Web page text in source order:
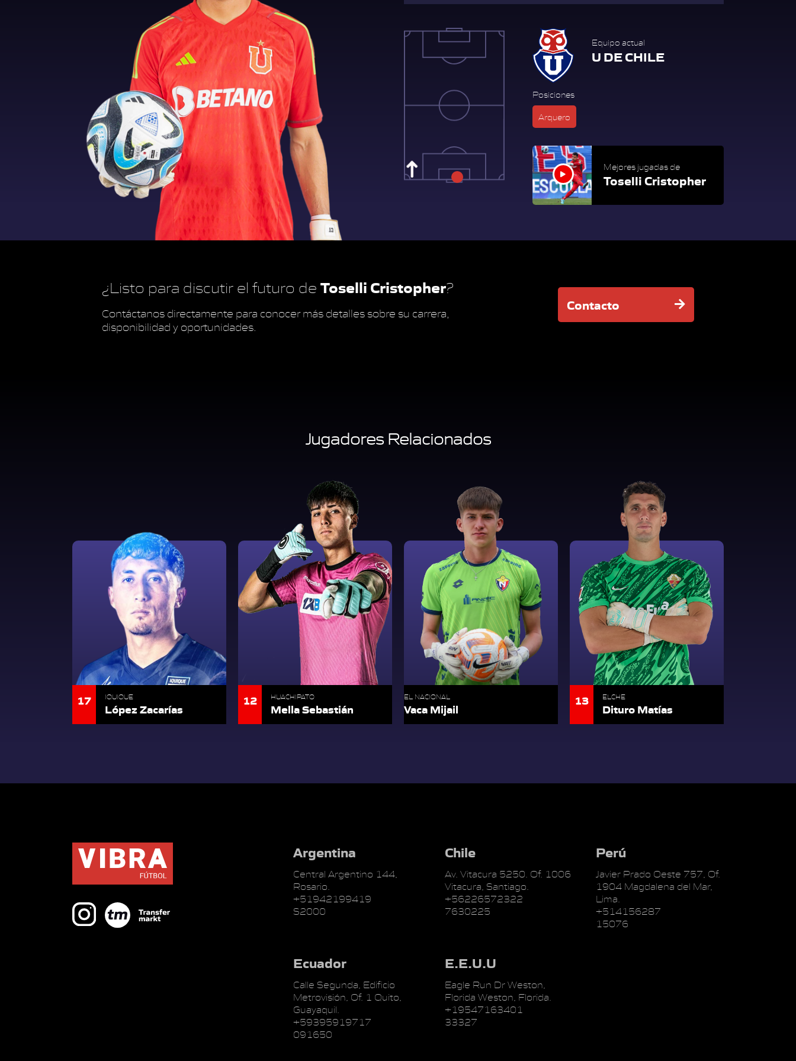
Equipo actual
U DE CHILE
Posiciones
Arquero
Mejores jugadas de
Toselli Cristopher
¿Listo para discutir el futuro de Toselli Cristopher?
Contáctanos directamente para conocer más detalles sobre su carrera,
disponibilidad y oportunidades.
Contacto
Jugadores Relacionados
17 IQUIQUE
López Zacarías
12 HUACHIPATO
Mella Sebastián
EL NACIONAL
Vaca Mijail
13 ELCHE
Dituro Matías
Argentina
Central Argentino 144,
Rosario.
+51942199419
S2000
Chile
Av. Vitacura 5250. Of. 1006
Vitacura, Santiago.
+56226572322
7630225
Perú
Javier Prado Oeste 757, Of.
1904 Magdalena del Mar,
Lima.
+514156287
15076
Ecuador
Calle Segunda, Edificio
Metrovisión, Of. 1 Quito,
Guayaquil.
+59395919717
091650
E.E.U.U
Eagle Run Dr Weston,
Florida Weston, Florida.
+19547163401
33327